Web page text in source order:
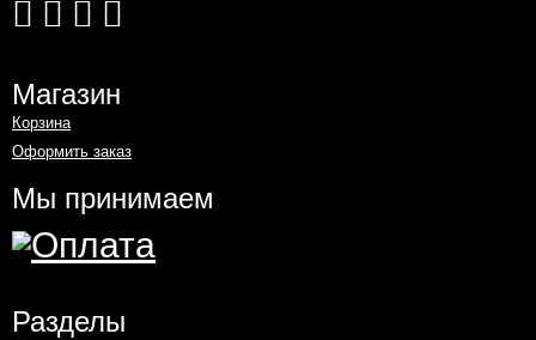
Магазин
Корзина
Оформить заказ
Мы принимаем
Разделы